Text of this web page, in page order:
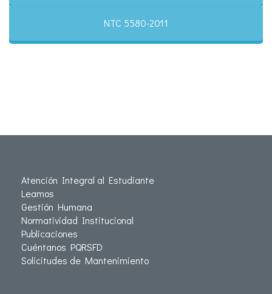
NTC 5580-2011
Atención Integral al Estudiante
Leamos
Gestión Humana
Normatividad Institucional
Publicaciones
Cuéntanos PQRSFD
Solicitudes de Mantenimiento